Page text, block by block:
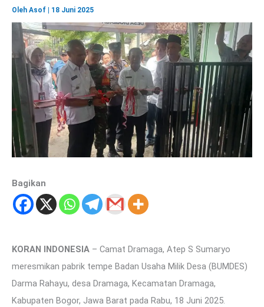
Oleh Asof 18 Juni 2025
Bagikan
KORAN INDONESIA – Camat Dramaga, Atep S Sumaryo
meresmikan pabrik tempe Badan Usaha Milik Desa (BUMDES)
Darma Rahayu, desa Dramaga, Kecamatan Dramaga,
Kabupaten Bogor, Jawa Barat pada Rabu, 18 Juni 2025.